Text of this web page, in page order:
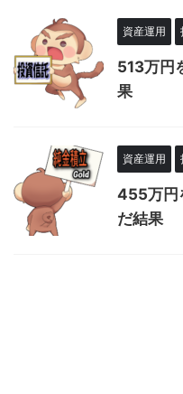
資産運用
513万円
果
資産運用
455万円
だ結果